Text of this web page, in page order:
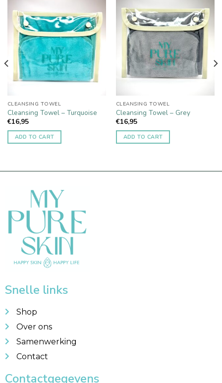
CLEANSING TOWEL
Cleansing Towel – Turquoise
€16,95
ADD TO CART
CLEANSING TOWEL
Cleansing Towel – Grey
€16,95
ADD TO CART
Snelle links
Shop
Over ons
Samenwerking
Contact
Contactgegevens